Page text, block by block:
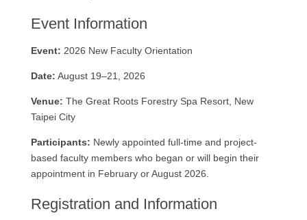
Event Information
Event: 2026 New Faculty Orientation
Date: August 19–21, 2026
Venue: The Great Roots Forestry Spa Resort, New
Taipei City
Participants: Newly appointed full-time and project-
based faculty members who began or will begin their
appointment in February or August 2026.
Registration and Information